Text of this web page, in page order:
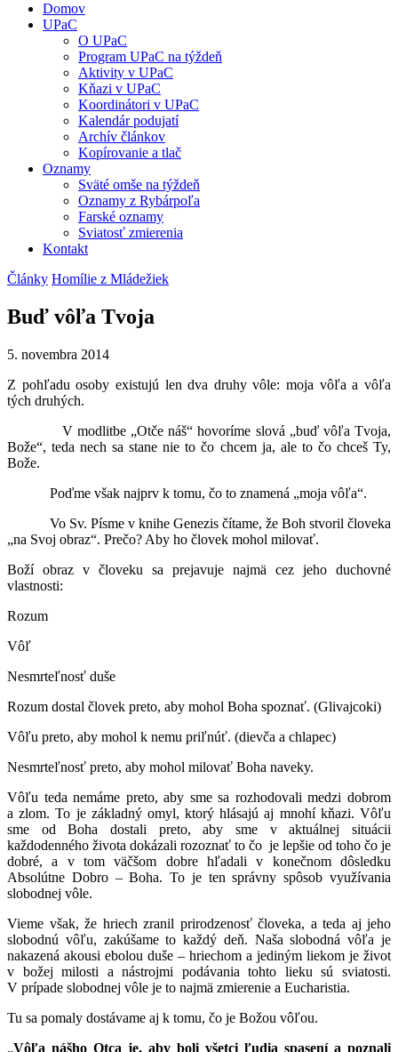
Domov
UPaC
O UPaC
Program UPaC na týždeň
Aktivity v UPaC
Kňazi v UPaC
Koordinátori v UPaC
Kalendár podujatí
Archív článkov
Kopírovanie a tlač
Oznamy
Sväté omše na týždeň
Oznamy z Rybárpoľa
Farské oznamy
Sviatosť zmierenia
Kontakt
Články Homílie z Mládežiek
Buď vôľa Tvoja
5. novembra 2014
Z pohľadu osoby existujú len dva druhy vôle: moja vôľa a vôľa
tých druhých.
V modlitbe „Otče náš“ hovoríme slová „buď vôľa Tvoja,
Bože“, teda nech sa stane nie to čo chcem ja, ale to čo chceš Ty,
Bože.
Poďme však najprv k tomu, čo to znamená „moja vôľa“.
Vo Sv. Písme v knihe Genezis čítame, že Boh stvoril človeka
„na Svoj obraz“. Prečo? Aby ho človek mohol milovať.
Boží obraz v človeku sa prejavuje najmä cez jeho duchovné
vlastnosti:
Rozum
Vôľ
Nesmrteľnosť duše
Rozum dostal človek preto, aby mohol Boha spoznať. (Glivajcoki)
Vôľu preto, aby mohol k nemu priľnúť. (dievča a chlapec)
Nesmrteľnosť preto, aby mohol milovať Boha naveky.
Vôľu teda nemáme preto, aby sme sa rozhodovali medzi dobrom
a zlom. To je základný omyl, ktorý hlásajú aj mnohí kňazi. Vôľu
sme od Boha dostali preto, aby sme v aktuálnej situácii
každodenného života dokázali rozoznať to čo je lepšie od toho čo je
dobré, a v tom väčšom dobre hľadali v konečnom dôsledku
Absolútne Dobro – Boha. To je ten správny spôsob využívania
slobodnej vôle.
Vieme však, že hriech zranil prirodzenosť človeka, a teda aj jeho
slobodnú vôľu, zakúšame to každý deň. Naša slobodná vôľa je
nakazená akousi ebolou duše – hriechom a jediným liekom je život
v božej milosti a nástrojmi podávania tohto lieku sú sviatosti.
V prípade slobodnej vôle je to najmä zmierenie a Eucharistia.
Tu sa pomaly dostávame aj k tomu, čo je Božou vôľou.
„Vôľa nášho Otca je, aby boli všetci ľudia spasení a poznali